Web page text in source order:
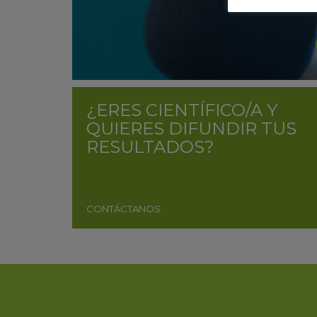
¿ERES CIENTÍFICO/A Y
QUIERES DIFUNDIR TUS
RESULTADOS?
CONTÁCTANOS